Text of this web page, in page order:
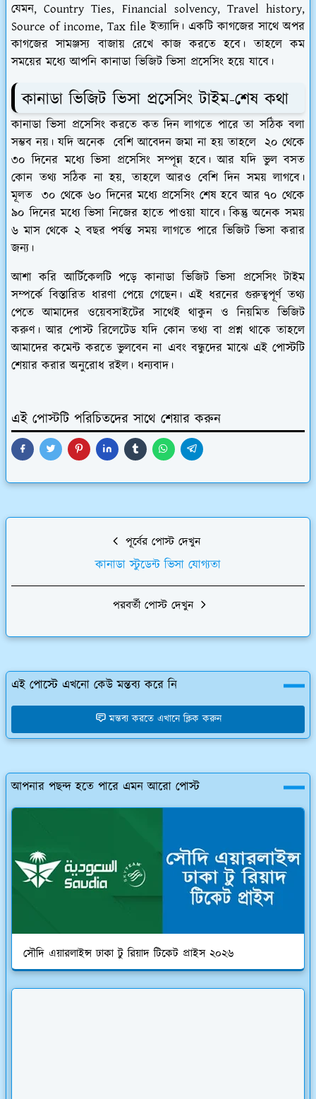
যেমন, Country Ties, Financial solvency, Travel history,
Source of income, Tax file ইত্যাদি। একটি কাগজের সাথে অপর
কাগজের সামঞ্জস্য বাজায় রেখে কাজ করতে হবে। তাহলে কম
সময়ের মধ্যে আপনি কানাডা ভিজিট ভিসা প্রসেসিং হয়ে যাবে।
কানাডা ভিজিট ভিসা প্রসেসিং টাইম-শেষ কথা
কানাডা ভিসা প্রসেসিং করতে কত দিন লাগতে পারে তা সঠিক বলা
সম্ভব নয়। যদি অনেক বেশি আবেদন জমা না হয় তাহলে ২০ থেকে
৩০ দিনের মধ্যে ভিসা প্রসেসিং সম্পূন্ন হবে। আর যদি ভুল বসত
কোন তথ্য সঠিক না হয়, তাহলে আরও বেশি দিন সময় লাগবে।
মূলত ৩০ থেকে ৬০ দিনের মধ্যে প্রসেসিং শেষ হবে আর ৭০ থেকে
৯০ দিনের মধ্যে ভিসা নিজের হাতে পাওয়া যাবে। কিন্তু অনেক সময়
৬ মাস থেকে ২ বছর পর্যন্ত সময় লাগতে পারে ভিজিট ভিসা করার
জন্য।
আশা করি আর্টিকেলটি পড়ে কানাডা ভিজিট ভিসা প্রসেসিং টাইম
সম্পর্কে বিস্তারিত ধারণা পেয়ে গেছেন। এই ধরনের গুরুত্বপূর্ণ তথ্য
পেতে আমাদের ওয়েবসাইটের সাথেই থাকুন ও নিয়মিত ভিজিট
করুণ। আর পোস্ট রিলেটেড যদি কোন তথ্য বা প্রশ্ন থাকে তাহলে
আমাদের কমেন্ট করতে ভুলবেন না এবং বন্ধুদের মাঝে এই পোস্টটি
শেয়ার করার অনুরোধ রইল। ধন্যবাদ।
এই পোস্টটি পরিচিতদের সাথে শেয়ার করুন
পূর্বের পোস্ট দেখুন
কানাডা স্টুডেন্ট ভিসা যোগ্যতা
পরবর্তী পোস্ট দেখুন
এই পোস্টে এখনো কেউ মন্তব্য করে নি
মন্তব্য করতে এখানে ক্লিক করুন
আপনার পছন্দ হতে পারে এমন আরো পোস্ট
সৌদি এয়ারলাইন্স ঢাকা টু রিয়াদ টিকেট প্রাইস ২০২৬